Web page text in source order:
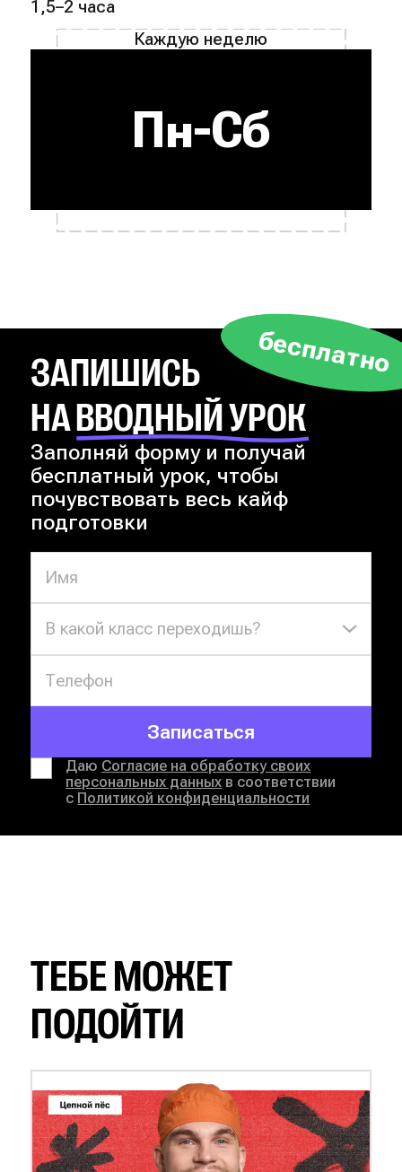
1,5–2 часа
Каждую неделю
Пн-Сб
ЗАПИШИСЬ
НА ВВОДНЫЙ УРОК
бесплатно
В какой класс переходишь?
Записаться
Даю Согласие на обработку своих
персональных данных в соответствии
с Политикой конфиденциальности
Заполняй форму и получай
бесплатный урок, чтобы
почувствовать весь кайф
подготовки
ТЕБЕ МОЖЕТ
ПОДОЙТИ